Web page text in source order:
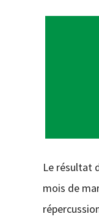
Le résultat
mois de